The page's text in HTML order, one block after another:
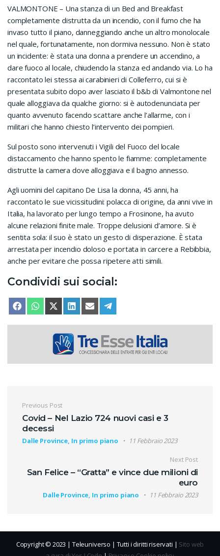
VALMONTONE – Una stanza di un Bed and Breakfast
completamente distrutta da un incendio, con il fumo che ha
invaso tutto il piano, danneggiando anche un altro monolocale
nel quale, fortunatamente, non dormiva nessuno. Non è stato
un incidente: è stata una donna a prendere un accendino, a
dare fuoco al locale, chiudendo la stanza ed andando via. Lo ha
raccontato lei stessa ai carabinieri di Colleferro, cui si è
presentata subito dopo aver lasciato il b&b di Valmontone nel
quale alloggiava da qualche giorno: si è autodenunciata per
quanto avvenuto facendo scattare anche l’allarme, con i
militari che hanno chiesto l’intervento dei pompieri.
Sul posto sono intervenuti i Vigili del Fuoco del locale
distaccamento che hanno spento le fiamme: completamente
distrutte la camera dove alloggiava e il bagno annesso.
Agli uomini del capitano De Lisa la donna, 45 anni, ha
raccontato le sue vicissitudini: polacca di origine, da anni vive in
Italia, ha lavorato per lungo tempo a Frosinone, ha avuto
alcune relazioni finite male. Troppe delusioni d’amore. Si è
sentita sola: il suo è stato un gesto di disperazione. È stata
arrestata per incendio doloso e portata in carcere a Rebibbia,
anche per evitare che possa ripetere atti simili.
Condividi sui social:
SHARE ON
FACEBOOKSHARE ON
WHATSAPPSHARE ON
X (TWITTER)
SHARE ON
LINKEDINSHARE ON
EMAIL
Navigazione articoli
Previous Post
Covid – Nel Lazio 724 nuovi casi e 3
decessi
Dalle Province, In primo piano 11 Febbraio 2023
Next Post
San Felice – “Gratta” e vince due milioni di
euro
Dalle Province, In primo piano 11 Febbraio 2023
Copyright © 2023 | Teleuniverso | Tutti i diritti riservati | Sito web